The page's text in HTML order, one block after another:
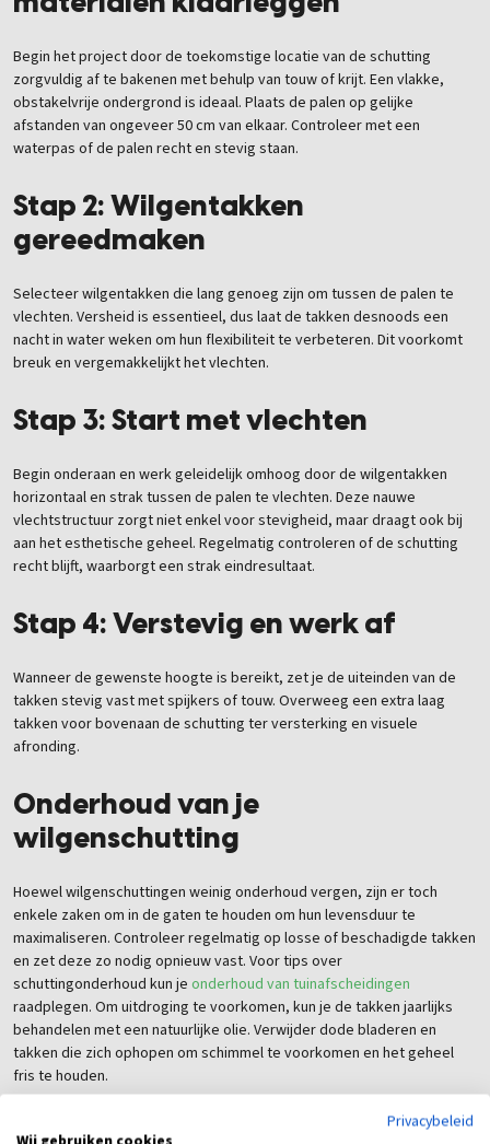
Begin het project door de toekomstige locatie van de schutting
zorgvuldig af te bakenen met behulp van touw of krijt. Een vlakke,
obstakelvrije ondergrond is ideaal. Plaats de palen op gelijke
afstanden van ongeveer 50 cm van elkaar. Controleer met een
waterpas of de palen recht en stevig staan.
Stap 2: Wilgentakken
gereedmaken
Selecteer wilgentakken die lang genoeg zijn om tussen de palen te
vlechten. Versheid is essentieel, dus laat de takken desnoods een
nacht in water weken om hun flexibiliteit te verbeteren. Dit voorkomt
breuk en vergemakkelijkt het vlechten.
Stap 3: Start met vlechten
Begin onderaan en werk geleidelijk omhoog door de wilgentakken
horizontaal en strak tussen de palen te vlechten. Deze nauwe
vlechtstructuur zorgt niet enkel voor stevigheid, maar draagt ook bij
aan het esthetische geheel. Regelmatig controleren of de schutting
recht blijft, waarborgt een strak eindresultaat.
Stap 4: Verstevig en werk af
Wanneer de gewenste hoogte is bereikt, zet je de uiteinden van de
takken stevig vast met spijkers of touw. Overweeg een extra laag
takken voor bovenaan de schutting ter versterking en visuele
afronding.
Onderhoud van je
wilgenschutting
Hoewel wilgenschuttingen weinig onderhoud vergen, zijn er toch
enkele zaken om in de gaten te houden om hun levensduur te
maximaliseren. Controleer regelmatig op losse of beschadigde takken
en zet deze zo nodig opnieuw vast. Voor tips over
schuttingonderhoud kun je onderhoud van tuinafscheidingen
raadplegen. Om uitdroging te voorkomen, kun je de takken jaarlijks
behandelen met een natuurlijke olie. Verwijder dode bladeren en
takken die zich ophopen om schimmel te voorkomen en het geheel
fris te houden.
Creatieve alternatieven voorPrivacybeleid